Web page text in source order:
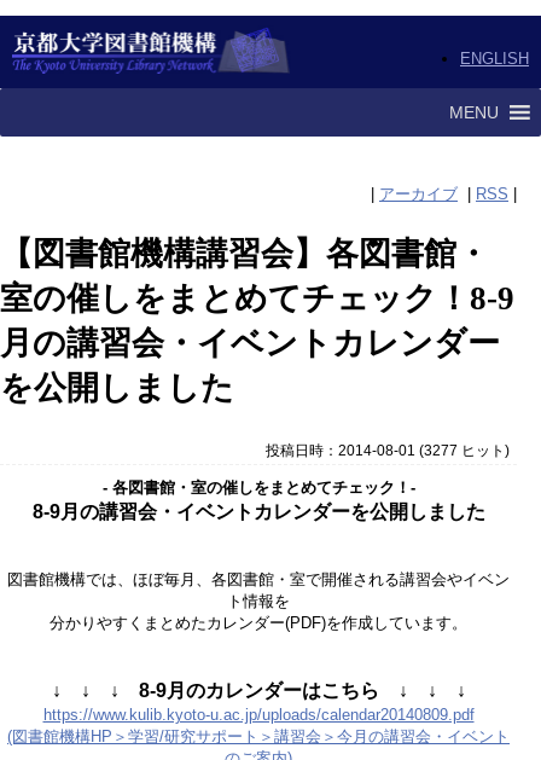
ENGLISH
MENU
アーカイブ RSS
【図書館機構講習会】各図書館・
室の催しをまとめてチェック！8-9
月の講習会・イベントカレンダー
を公開しました
投稿日時：2014-08-01 (3277 ヒット )
- 各図書館・室の催しをまとめてチェック！-
8-9月の講習会・イベントカレンダーを公開しました
図書館機構では、ほぼ毎月、各図書館・室で開催される講習会やイベン
ト情報を
分かりやすくまとめたカレンダー(PDF)を作成しています。
↓ ↓ ↓ 8-9月のカレンダーはこちら ↓ ↓ ↓
https://www.kulib.kyoto-u.ac.jp/uploads/calendar20140809.pdf
(図書館機構HP＞学習/研究サポート＞講習会＞今月の講習会・イベント